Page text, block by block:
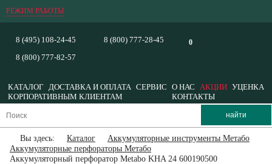
РЕЖИМ РАБОТЫ
0
8 (495) 108-24-45
8 (800) 777-82-57
8 (800) 777-28-45
КАТАЛОГ ДОСТАВКА И ОПЛАТА СЕРВИС О НАС АКЦИИ УЦЕНКА
КОРПОРАТИВНЫМ КЛИЕНТАМ
КОНТАКТЫ
Вы здесь: Каталог
Аккумуляторные инструменты Метабо
Аккумуляторные перфораторы Метабо
Аккумуляторный перфоратор Metabo KHA 24 600190500